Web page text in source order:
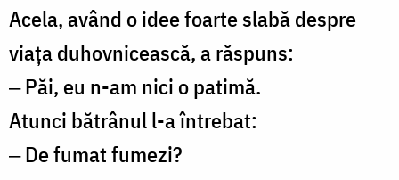
Acela, având o idee foarte slabă despre
viaţa duhovnicească, a răspuns:
‒ Păi, eu n-am nici o patimă.
Atunci bătrânul l-a întrebat:
‒ De fumat fumezi?